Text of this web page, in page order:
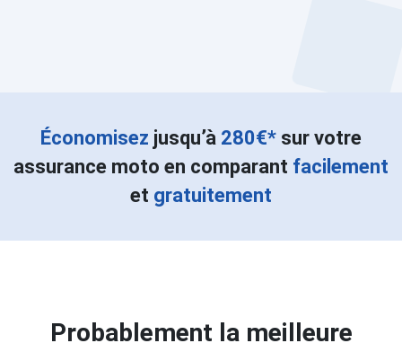
Économisez jusqu’à 280€* sur votre
assurance moto en comparant facilement
et gratuitement
Probablement la meilleure